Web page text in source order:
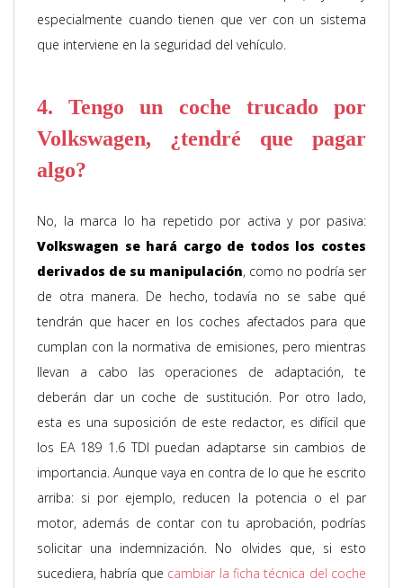
especialmente cuando tienen que ver con un sistema
que interviene en la seguridad del vehículo.
4. Tengo un coche trucado por
Volkswagen, ¿tendré que pagar
algo?
No, la marca lo ha repetido por activa y por pasiva:
Volkswagen se hará cargo de todos los costes
derivados de su manipulación, como no podría ser
de otra manera. De hecho, todavía no se sabe qué
tendrán que hacer en los coches afectados para que
cumplan con la normativa de emisiones, pero mientras
llevan a cabo las operaciones de adaptación, te
deberán dar un coche de sustitución. Por otro lado,
esta es una suposición de este redactor, es difícil que
los EA 189 1.6 TDI puedan adaptarse sin cambios de
importancia. Aunque vaya en contra de lo que he escrito
arriba: si por ejemplo, reducen la potencia o el par
motor, además de contar con tu aprobación, podrías
solicitar una indemnización. No olvides que, si esto
sucediera, habría que cambiar la ficha técnica del coche